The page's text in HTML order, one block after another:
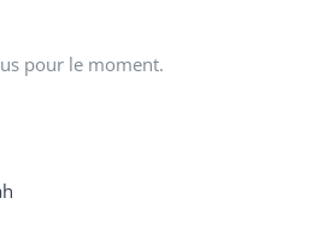
pour le moment.